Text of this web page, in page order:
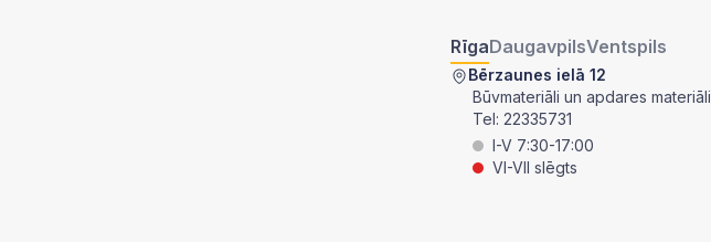
RīgaDaugavpilsVentspils
Bērzaunes ielā 12
Būvmateriāli un apdares materiāli
Tel: 22335731
I-V 7:30-17:00
VI-VII slēgts